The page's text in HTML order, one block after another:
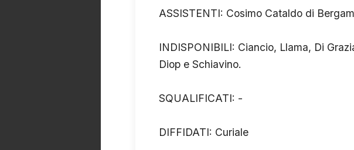
ASSISTENTI: Cosimo Cataldo di
INDISPONIBILI: Ciancio, Llama, Di
Diop e Schiavino.
SQUALIFICATI: -
DIFFIDATI: Curiale